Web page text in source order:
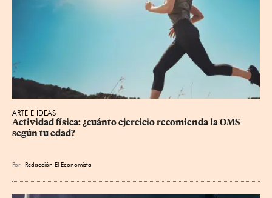
ARTE E IDEAS
Actividad física: ¿cuánto ejercicio recomienda la OMS
según tu edad?
Por Redacción El Economista